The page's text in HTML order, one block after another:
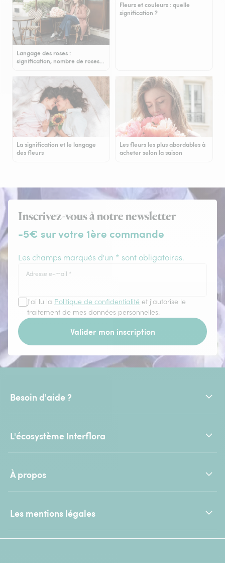
Langage des roses :
signification, nombre de roses…
Fleurs et couleurs : quelle
signification ?
La signification et le langage
des fleurs
Les fleurs les plus abordables à
acheter selon la saison
Inscrivez-vous à notre newsletter
-5€ sur votre 1ère commande
Les champs marqués d'un * sont obligatoires.
Adresse e-mail *
J'ai lu la Politique de confidentialité et j'autorise le
traitement de mes données personnelles.
Valider mon inscription
Besoin d'aide ?
L'écosystème Interflora
À propos
Les mentions légales